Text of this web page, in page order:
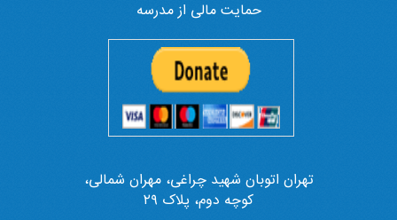
حمایت مالی از مدرسه
تهران اتوبان شهید چراغی، مهران شمالی،
کوچه دوم، پلاک ۲۹